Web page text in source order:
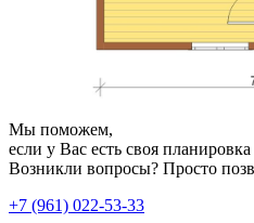
Мы поможем,
если у Вас есть своя
Возникли вопросы? Просто
+7 (961) 022-53-33